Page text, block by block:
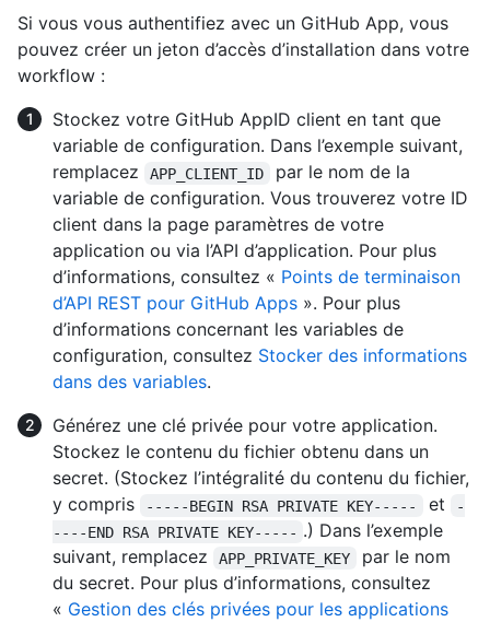
Si vous vous authentifiez avec un GitHub App, vous
pouvez créer un jeton d’accès d’installation dans votre
workflow :
Stockez votre GitHub AppID client en tant que
variable de configuration. Dans l’exemple suivant,
remplacez
APP_CLIENT_ID
par le nom de la
variable de configuration. Vous trouverez votre ID
client dans la page paramètres de votre
application ou via l’API d’application. Pour plus
d’informations, consultez « Points de terminaison
d’API REST pour GitHub Apps ». Pour plus
d’informations concernant les variables de
configuration, consultez Stocker des informations
dans des variables.
Générez une clé privée pour votre application.
Stockez le contenu du fichier obtenu dans un
secret. (Stockez l’intégralité du contenu du fichier,
y compris
-----BEGIN RSA PRIVATE KEY----- et
-
----END RSA PRIVATE KEY----- .) Dans l’exemple
suivant, remplacez
APP_PRIVATE_KEY
par le nom
du secret. Pour plus d’informations, consultez
« Gestion des clés privées pour les applications